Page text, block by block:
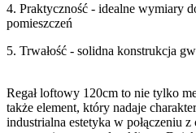
4. Praktyczność - idealne wymiary
pomieszczeń
5. Trwałość - solidna konstrukcja
Regał loftowy 120cm to nie tylko
także element, który nadaje
industrialna estetyka w połączeniu z